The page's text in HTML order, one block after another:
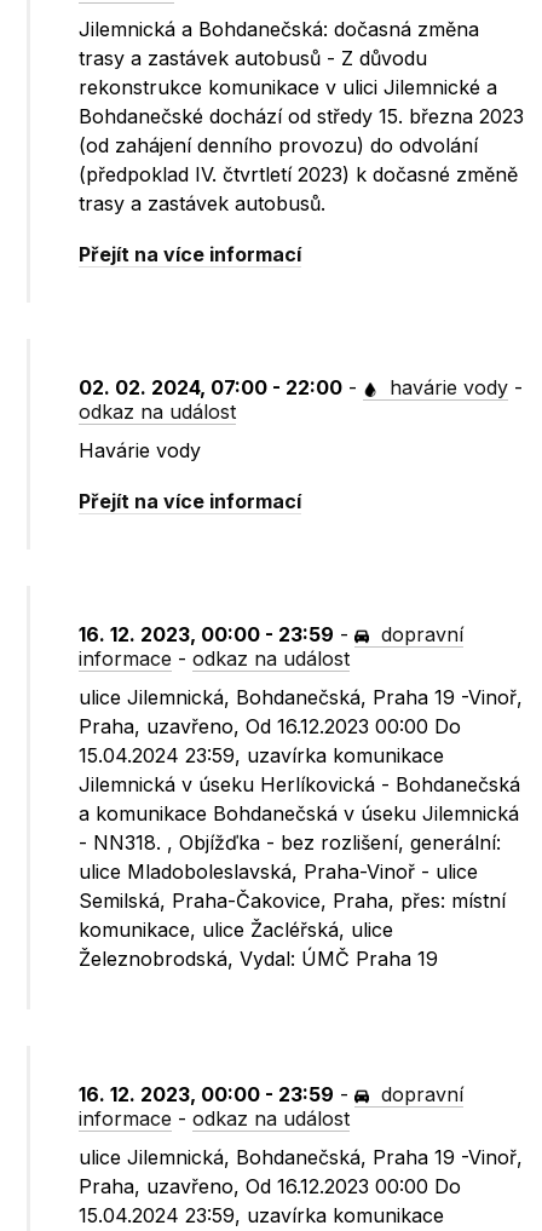
Jilemnická a Bohdanečská: dočasná změna
trasy a zastávek autobusů - Z důvodu
rekonstrukce komunikace v ulici Jilemnické a
Bohdanečské dochází od středy 15. března 2023
(od zahájení denního provozu) do odvolání
(předpoklad IV. čtvrtletí 2023) k dočasné změně
trasy a zastávek autobusů.
Přejít na více informací
02. 02. 2024, 07:00 - 22:00 - havárie vody -
odkaz na událost
Havárie vody
Přejít na více informací
16. 12. 2023, 00:00 - 23:59 -
dopravní
informace -odkaz na událost
ulice Jilemnická, Bohdanečská, Praha 19 -Vinoř,
Praha, uzavřeno, Od 16.12.2023 00:00 Do
15.04.2024 23:59, uzavírka komunikace
Jilemnická v úseku Herlíkovická - Bohdanečská
a komunikace Bohdanečská v úseku Jilemnická
- NN318. , Objížďka - bez rozlišení, generální:
ulice Mladoboleslavská, Praha-Vinoř - ulice
Semilská, Praha-Čakovice, Praha, přes: místní
komunikace, ulice Žacléřská, ulice
Železnobrodská, Vydal: ÚMČ Praha 19
16. 12. 2023, 00:00 - 23:59 -
dopravní
informace -odkaz na událost
ulice Jilemnická, Bohdanečská, Praha 19 -Vinoř,
Praha, uzavřeno, Od 16.12.2023 00:00 Do
15.04.2024 23:59, uzavírka komunikace